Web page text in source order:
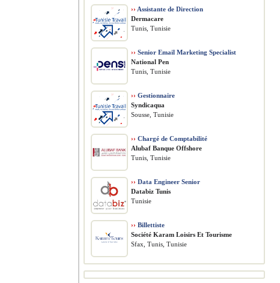
›› Assistante de Direction
Dermacare
Tunis, Tunisie
›› Senior Email Marketing Specialist
National Pen
Tunis, Tunisie
›› Gestionnaire
Syndicaqua
Sousse, Tunisie
›› Chargé de Comptabilité
Alubaf Banque Offshore
Tunis, Tunisie
›› Data Engineer Senior
Databiz Tunis
Tunisie
›› Billettiste
Société Karam Loisirs Et Tourisme
Sfax, Tunis, Tunisie